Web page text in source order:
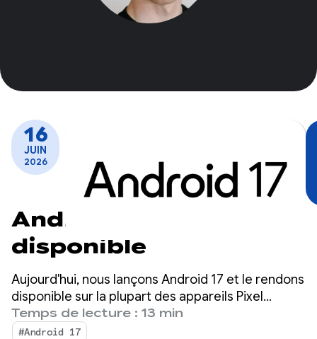
16
JUIN
2026
Android 17 est
disponible
Aujourd'hui, nous lançons Android 17 et le rendons
disponible sur la plupart des appareils Pixel
compatibles. De nouveaux appareils fonctionnant
sous Android 17 seront disponibles dans les
Temps de lecture : 13 min
#Android 17